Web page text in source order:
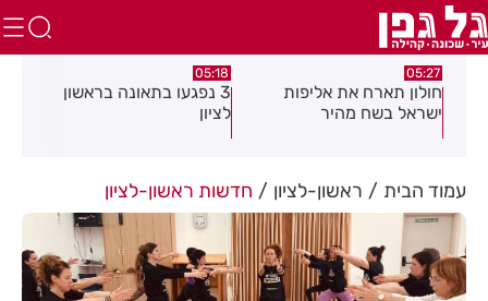
05:27
חולון תארח את אליפות
ישראל בשח מהיר
05:18
3 נפגעו בתאונה בראשון
לציון
עמוד הבית ראשון-לציון חדשות ראשון-לציון